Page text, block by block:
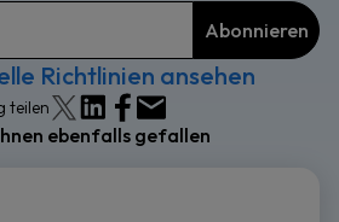
Richtlinien ansehen
teilen
ebenfalls gefallen